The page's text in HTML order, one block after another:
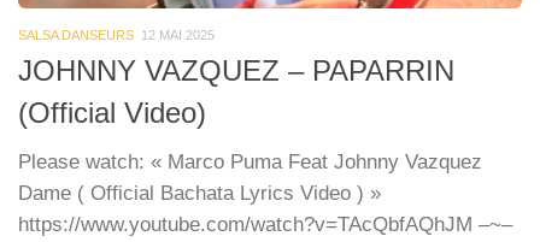
SALSA DANSEURS 12 MAI 2025
JOHNNY VAZQUEZ – PAPARRIN
(Official Video)
Please watch: « Marco Puma Feat Johnny Vazquez
Dame ( Official Bachata Lyrics Video ) »
https://www.youtube.com/watch?v=TAcQbfAQhJM –~–